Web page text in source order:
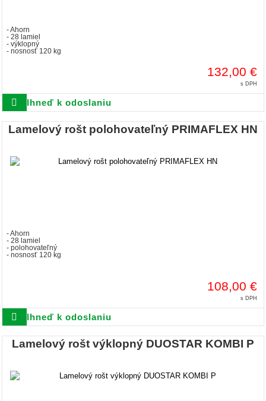
- Ahorn
- 28 lamiel
- výklopný
- nosnosť 120 kg
132,00 €
s DPH
Ihneď k odoslaniu
Lamelový rošt polohovateľný PRIMAFLEX HN
- Ahorn
- 28 lamiel
- polohovateľný
- nosnosť 120 kg
108,00 €
s DPH
Ihneď k odoslaniu
Lamelový rošt výklopný DUOSTAR KOMBI P